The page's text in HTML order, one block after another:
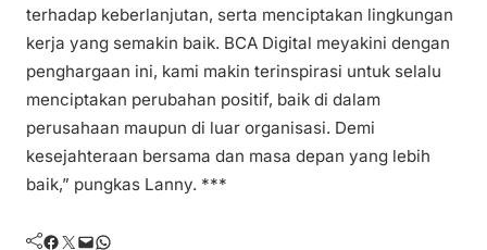
terhadap keberlanjutan, serta menciptakan lingkungan
kerja yang semakin baik. BCA Digital meyakini dengan
penghargaan ini, kami makin terinspirasi untuk selalu
menciptakan perubahan positif, baik di dalam
perusahaan maupun di luar organisasi. Demi
kesejahteraan bersama dan masa depan yang lebih
baik,” pungkas Lanny. ***
Facebook Twitter Mail WhatsApp